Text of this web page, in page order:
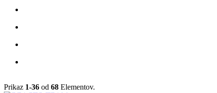
Prikaz 1-36 od 68 Elementov.